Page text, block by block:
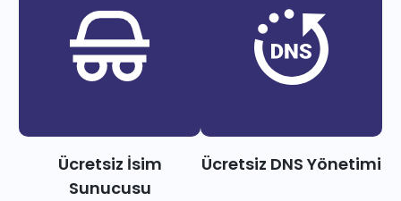
Ücretsiz İsim
Sunucusu
Ücretsiz DNS Yönetimi